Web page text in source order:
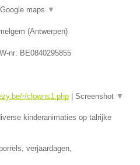
Google maps ▼
(Antwerpen)
nr: BE0840295855
r/clowns1.php Screenshot ▼
kinderanimaties op talrijke
verjaardagen,